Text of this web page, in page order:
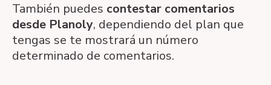
También puedes contestar comentarios
desde Planoly, dependiendo del plan que
tengas se te mostrará un número
determinado de comentarios.